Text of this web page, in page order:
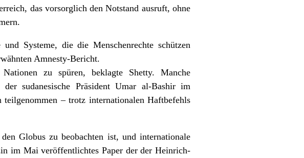
das vorsorglich den Notstand ausruft, ohne
Systeme, die die Menschenrechte schützen
Amnesty-Bericht.
zu spüren, beklagte Shetty. Manche
sudanesische Präsident Umar al-Bashir im
– trotz internationalen Haftbefehls
Globus zu beobachten ist, und internationale
im Mai veröffentlichtes Paper der der Heinrich-